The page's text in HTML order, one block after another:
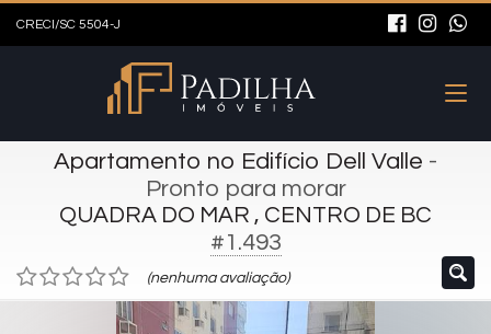
CRECI/SC 5504-J
Apartamento no Edifício Dell Valle -
Pronto para morar
QUADRA DO MAR , CENTRO DE BC
#1.493
(nenhuma avaliação)